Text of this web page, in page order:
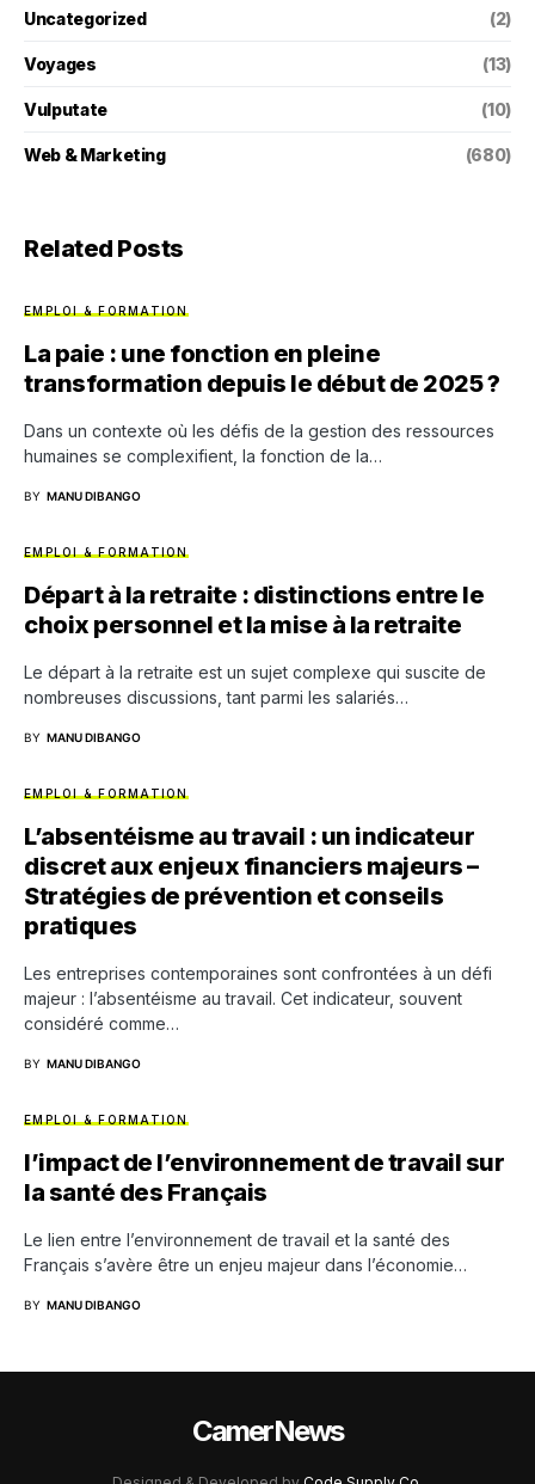
Uncategorized (2)
Voyages (13)
Vulputate (10)
Web & Marketing (680)
Related Posts
EMPLOI & FORMATION
La paie : une fonction en pleine
transformation depuis le début de 2025 ?
Dans un contexte où les défis de la gestion des ressources
humaines se complexifient, la fonction de la…
BY MANU DIBANGO
EMPLOI & FORMATION
Départ à la retraite : distinctions entre le
choix personnel et la mise à la retraite
Le départ à la retraite est un sujet complexe qui suscite de
nombreuses discussions, tant parmi les salariés…
BY MANU DIBANGO
EMPLOI & FORMATION
L’absentéisme au travail : un indicateur
discret aux enjeux financiers majeurs –
Stratégies de prévention et conseils
pratiques
Les entreprises contemporaines sont confrontées à un défi
majeur : l’absentéisme au travail. Cet indicateur, souvent
considéré comme…
BY MANU DIBANGO
EMPLOI & FORMATION
l’impact de l’environnement de travail sur
la santé des Français
Le lien entre l’environnement de travail et la santé des
Français s’avère être un enjeu majeur dans l’économie…
BY MANU DIBANGO
CamerNews